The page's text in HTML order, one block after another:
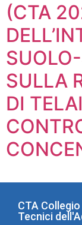
(CTA
SULLA
DI
CTA
Tecnici